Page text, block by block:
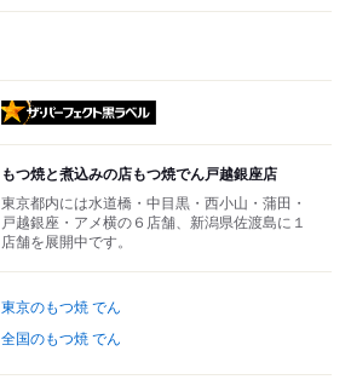
もつ焼と煮込みの店もつ焼でん戸越銀座店
東京都内には水道橋・中目黒・西小山・蒲田・
戸越銀座・アメ横の６店舗、新潟県佐渡島に１
店舗を展開中です。
東京のもつ焼 でん
全国のもつ焼 でん